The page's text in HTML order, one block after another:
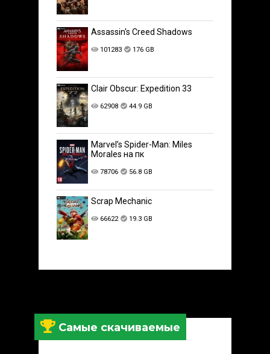
Assassin's Creed Shadows
101283 176 GB
Clair Obscur: Expedition 33
62908 44.9 GB
Marvel’s Spider-Man: Miles
Morales на пк
78706 56.8 GB
Scrap Mechanic
66622 19.3 GB
Самые скачиваемые